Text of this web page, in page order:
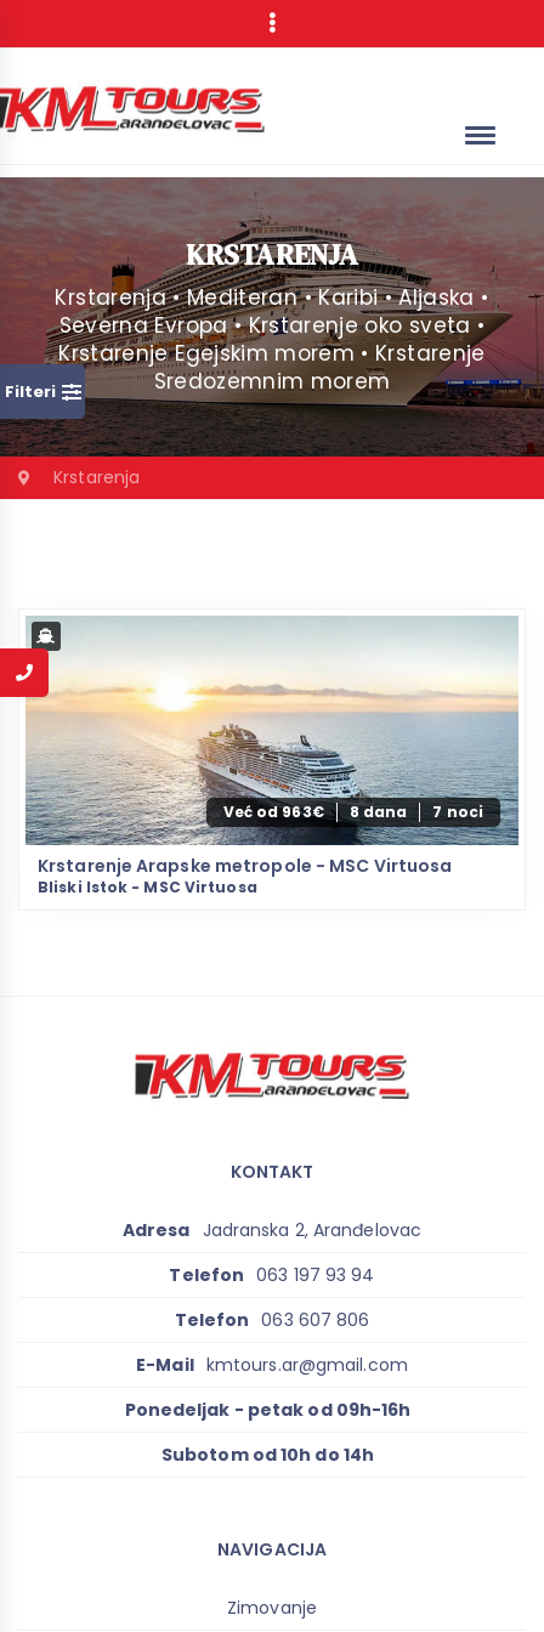
KRSTARENJA
Krstarenja • Mediteran • Karibi • Aljaska •
Severna Evropa • Krstarenje oko sveta •
Krstarenje Egejskim morem • Krstarenje
Sredozemnim morem
Krstarenja
Filteri
Već od 963€ 8 dana 7 noci
Krstarenje Arapske metropole - MSC Virtuosa
Bliski Istok - MSC Virtuosa
KONTAKT
Adresa Jadranska 2, Aranđelovac
Telefon 063 197 93 94
Telefon 063 607 806
E-Mail kmtours.ar@gmail.com
Ponedeljak - petak od 09h-16h
Subotom od 10h do 14h
NAVIGACIJA
Zimovanje